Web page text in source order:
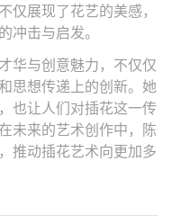
仅展现了花艺的美感，
冲击与启发。
华与创意魅力，不仅仅
思想传递上的创新。她
也让人们对插花这一传
未来的艺术创作中，陈
推动插花艺术向更加多